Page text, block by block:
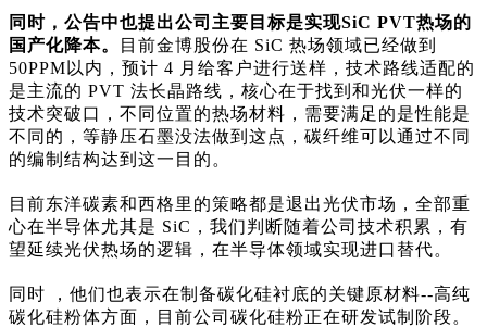
同时，公告中也提出公司主要目标是实现SiC PVT热场的
国产化降本。
目前金博股份在 SiC 热场领域已经做到
50PPM以内，预计 4 月给客户进行送样，技术路线适配的
是主流的 PVT 法长晶路线，核心在于找到和光伏一样的
技术突破口，不同位置的热场材料，需要满足的是性能是
不同的，等静压石墨没法做到这点，碳纤维可以通过不同
的编制结构达到这一目的。
目前东洋碳素和西格里的策略都是退出光伏市场，全部重
心在半导体尤其是 SiC，我们判断随着公司技术积累，有
望延续光伏热场的逻辑，在半导体领域实现进口替代。
同时 ，他们也表示在制备碳化硅衬底的关键原材料--高纯
碳化硅粉体方面，目前公司碳化硅粉正在研发试制阶段。